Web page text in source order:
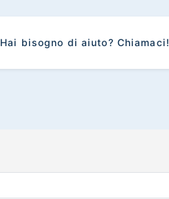
Hai bisogno di aiuto? Chiamaci!